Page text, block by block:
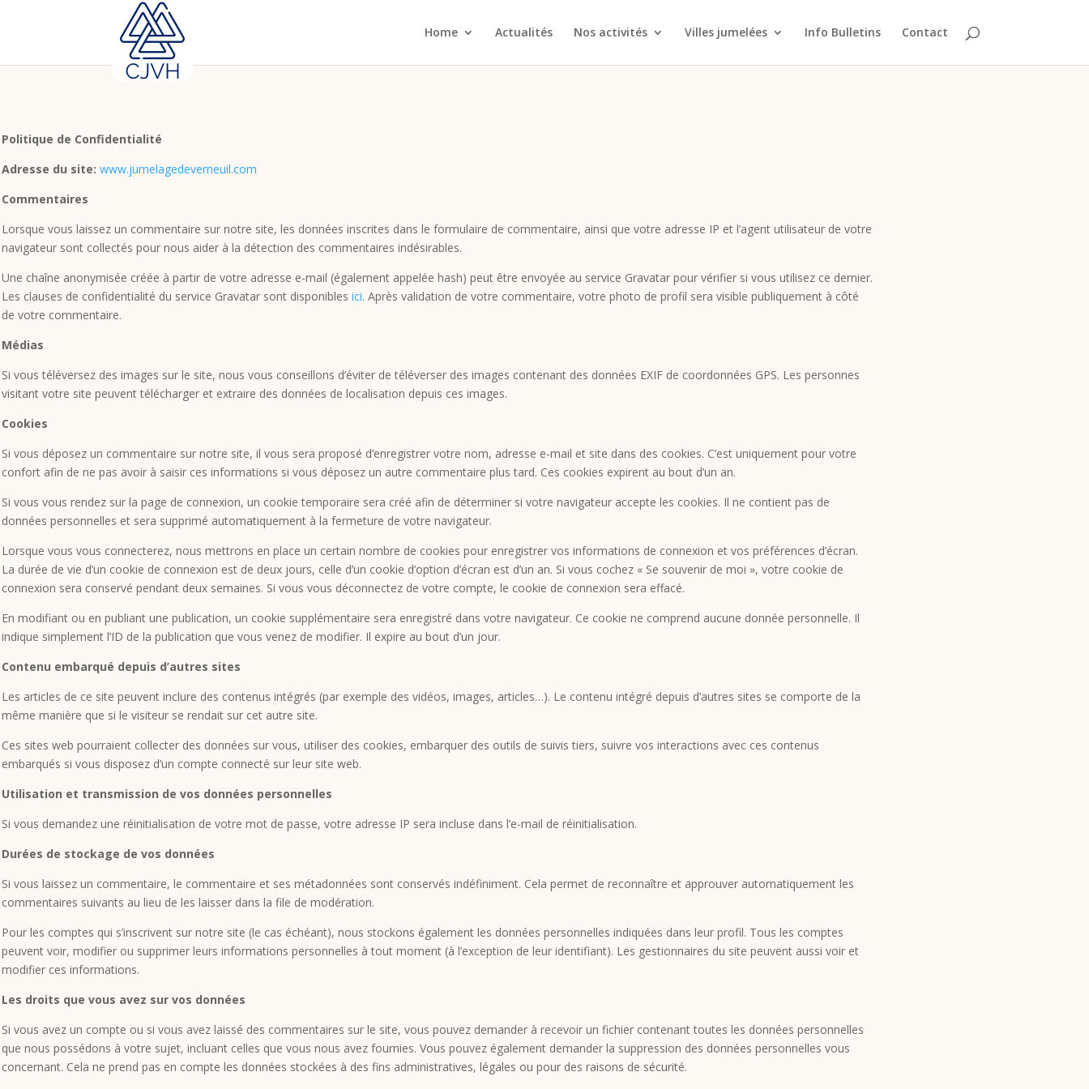
Home Actualités Nos activités Villes jumelées Info Bulletins Contact
Politique de Confidentialité
Adresse du site: www.jumelagedeverneuil.com
Commentaires
Lorsque vous laissez un commentaire sur notre site, les données inscrites dans le formulaire de commentaire, ainsi que votre adresse IP et l’agent utilisateur de votre
navigateur sont collectés pour nous aider à la détection des commentaires indésirables.
Une chaîne anonymisée créée à partir de votre adresse e-mail (également appelée hash) peut être envoyée au service Gravatar pour vérifier si vous utilisez ce dernier.
Les clauses de confidentialité du service Gravatar sont disponibles ici. Après validation de votre commentaire, votre photo de profil sera visible publiquement à côté
de votre commentaire.
Médias
Si vous téléversez des images sur le site, nous vous conseillons d’éviter de téléverser des images contenant des données EXIF de coordonnées GPS. Les personnes
visitant votre site peuvent télécharger et extraire des données de localisation depuis ces images.
Cookies
Si vous déposez un commentaire sur notre site, il vous sera proposé d’enregistrer votre nom, adresse e-mail et site dans des cookies. C’est uniquement pour votre
confort afin de ne pas avoir à saisir ces informations si vous déposez un autre commentaire plus tard. Ces cookies expirent au bout d’un an.
Si vous vous rendez sur la page de connexion, un cookie temporaire sera créé afin de déterminer si votre navigateur accepte les cookies. Il ne contient pas de
données personnelles et sera supprimé automatiquement à la fermeture de votre navigateur.
Lorsque vous vous connecterez, nous mettrons en place un certain nombre de cookies pour enregistrer vos informations de connexion et vos préférences d’écran.
La durée de vie d’un cookie de connexion est de deux jours, celle d’un cookie d’option d’écran est d’un an. Si vous cochez « Se souvenir de moi », votre cookie de
connexion sera conservé pendant deux semaines. Si vous vous déconnectez de votre compte, le cookie de connexion sera effacé.
En modifiant ou en publiant une publication, un cookie supplémentaire sera enregistré dans votre navigateur. Ce cookie ne comprend aucune donnée personnelle. Il
indique simplement l’ID de la publication que vous venez de modifier. Il expire au bout d’un jour.
Contenu embarqué depuis d’autres sites
Les articles de ce site peuvent inclure des contenus intégrés (par exemple des vidéos, images, articles…). Le contenu intégré depuis d’autres sites se comporte de la
même manière que si le visiteur se rendait sur cet autre site.
Ces sites web pourraient collecter des données sur vous, utiliser des cookies, embarquer des outils de suivis tiers, suivre vos interactions avec ces contenus
embarqués si vous disposez d’un compte connecté sur leur site web.
Utilisation et transmission de vos données personnelles
Si vous demandez une réinitialisation de votre mot de passe, votre adresse IP sera incluse dans l’e-mail de réinitialisation.
Durées de stockage de vos données
Si vous laissez un commentaire, le commentaire et ses métadonnées sont conservés indéfiniment. Cela permet de reconnaître et approuver automatiquement les
commentaires suivants au lieu de les laisser dans la file de modération.
Pour les comptes qui s’inscrivent sur notre site (le cas échéant), nous stockons également les données personnelles indiquées dans leur profil. Tous les comptes
peuvent voir, modifier ou supprimer leurs informations personnelles à tout moment (à l’exception de leur identifiant). Les gestionnaires du site peuvent aussi voir et
modifier ces informations.
Les droits que vous avez sur vos données
Si vous avez un compte ou si vous avez laissé des commentaires sur le site, vous pouvez demander à recevoir un fichier contenant toutes les données personnelles
que nous possédons à votre sujet, incluant celles que vous nous avez fournies. Vous pouvez également demander la suppression des données personnelles vous
concernant. Cela ne prend pas en compte les données stockées à des fins administratives, légales ou pour des raisons de sécurité.